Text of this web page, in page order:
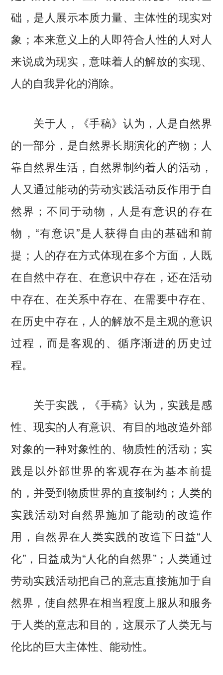
础，是人展示本质力量、主体性的现实对
象；本来意义上的人即符合人性的人对人
来说成为现实，意味着人的解放的实现、
人的自我异化的消除。
关于人，《手稿》认为，人是自然界
的一部分，是自然界长期演化的产物；人
靠自然界生活，自然界制约着人的活动，
人又通过能动的劳动实践活动反作用于自
然界；不同于动物，人是有意识的存在
物，“有意识”是人获得自由的基础和前
提；人的存在方式体现在多个方面，人既
在自然中存在、在意识中存在，还在活动
中存在、在关系中存在、在需要中存在、
在历史中存在，人的解放不是主观的意识
过程，而是客观的、循序渐进的历史过
程。
关于实践，《手稿》认为，实践是感
性、现实的人有意识、有目的地改造外部
对象的一种对象性的、物质性的活动；实
践是以外部世界的客观存在为基本前提
的，并受到物质世界的直接制约；人类的
实践活动对自然界施加了能动的改造作
用，自然界在人类实践的改造下日益“人
化”，日益成为“人化的自然界”；人类通过
劳动实践活动把自己的意志直接施加于自
然界，使自然界在相当程度上服从和服务
于人类的意志和目的，这展示了人类无与
伦比的巨大主体性、能动性。